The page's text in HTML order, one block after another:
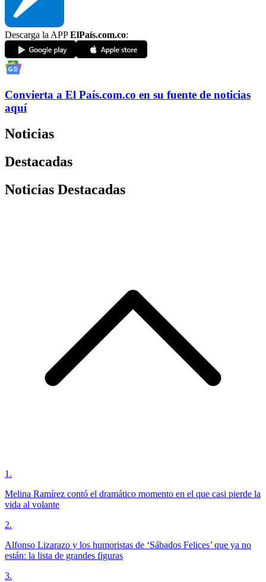
Descarga la APPElPaís.com.co:
Convierta a El País.com.co en su fuente de noticias
aquí
Noticias
Destacadas
Noticias Destacadas
1 .
Melina Ramírez contó el dramático momento en el que casi pierde la
vida al volante
2.
Alfonso Lizarazo y los humoristas de ‘Sábados Felices’ que ya no
están: la lista de grandes figuras
3.